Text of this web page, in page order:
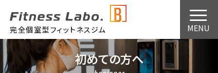
完全個室型フィットネスジム
初めての方へ